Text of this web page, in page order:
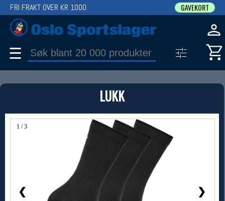
LUKK
1 / 3
❮ ❯
FRI FRAKT OVER KR 1000 GAVEKORT
☰
PRODUKT
Produkter (1)
Bruk filter til å spisse søket